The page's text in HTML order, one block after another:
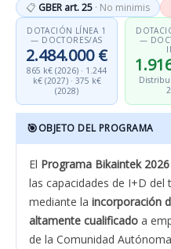
📋 GBER art. 25 · No minimis
DOTACIÓN LÍNEA 1
— DOCTORES/AS
2.484.000 €
865 k€ (2026) · 1.244
k€ (2027) · 375 k€
(2028)
—
🎯OBJETO DEL PROGRAMA
El Programa Bikaintek 2026
las capacidades de I+D del
mediante la incorporación
altamente cualificado a
de la Comunidad